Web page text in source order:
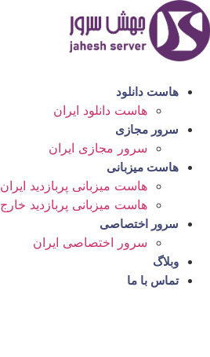
پرش
به
محتوا
هاست دانلود
هاست دانلود ایران
سرور مجازی
سرور مجازی ایران
هاست میزبانی
هاست میزبانی پربازدید ایران
هاست میزبانی پربازدید خارج
سرور اختصاصی
سرور اختصاصی ایران
وبلاگ
تماس با ما